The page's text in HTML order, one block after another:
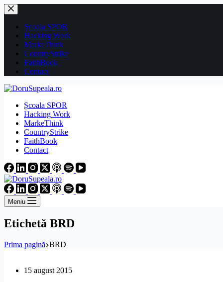
Sari
la
conținutȘcoala SPOR
Hacking Work
MarkeThink
CountryStrike
FaithBook
Contact
Școala SPOR
Hacking Work
MarkeThink
CountryStrike
FaithBook
Contact
Meniu
Etichetă BRD
Prima pagină BRD
15 august 2015